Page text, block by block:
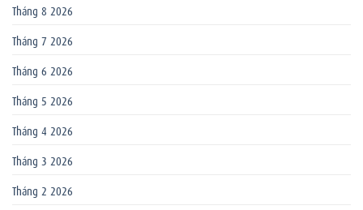
Tháng 8 2026
Tháng 7 2026
Tháng 6 2026
Tháng 5 2026
Tháng 4 2026
Tháng 3 2026
Tháng 2 2026